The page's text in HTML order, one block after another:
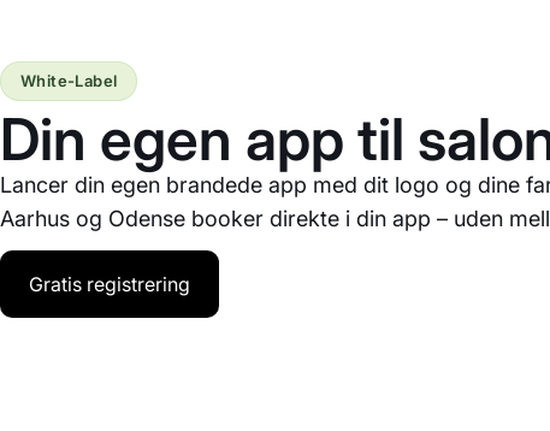
Din egen app til
Lancer din egen brandede app med dit logo og dine
Aarhus og Odense booker direkte i din app – uden
White-Label
Gratis registrering